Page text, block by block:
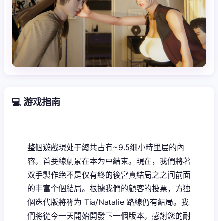
💻 游戏指南
整個遊戲現处于總共占有~9.5细小時里层的內
容。首要線劇景在本为中結束。現在，我們將著
双手製作绝不是仅有終的後宮真結局之之间前面
的丰富个個結局。根據我們的顧客的投票，方独
個迭代版將称为 Tia/Natalie 路線仍有結局。我
們將從今一天開始開發下一個版本。感謝您的耐